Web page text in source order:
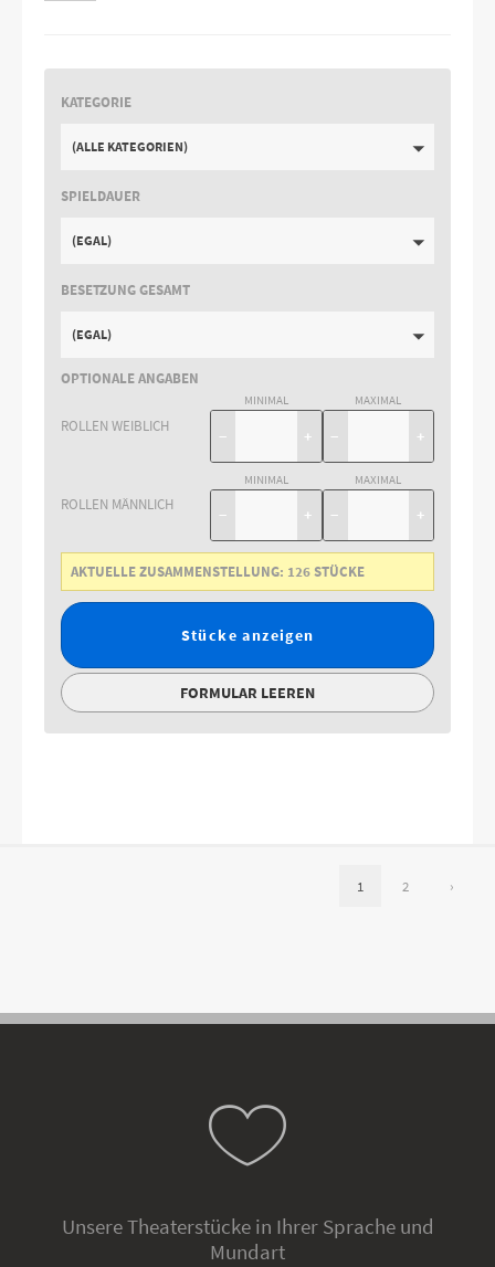
KATEGORIE
(ALLE KATEGORIEN)
SPIELDAUER
(EGAL)
BESETZUNG GESAMT
(EGAL)
OPTIONALE ANGABEN
ROLLEN WEIBLICH
MINIMAL
− +
MAXIMAL
− +
ROLLEN MÄNNLICH
MINIMAL
− +
MAXIMAL
− +
AKTUELLE ZUSAMMENSTELLUNG: 126STÜCKE
Stücke anzeigen
FORMULAR LEEREN
1 2 ›
Unsere Theaterstücke in Ihrer Sprache und
Mundart